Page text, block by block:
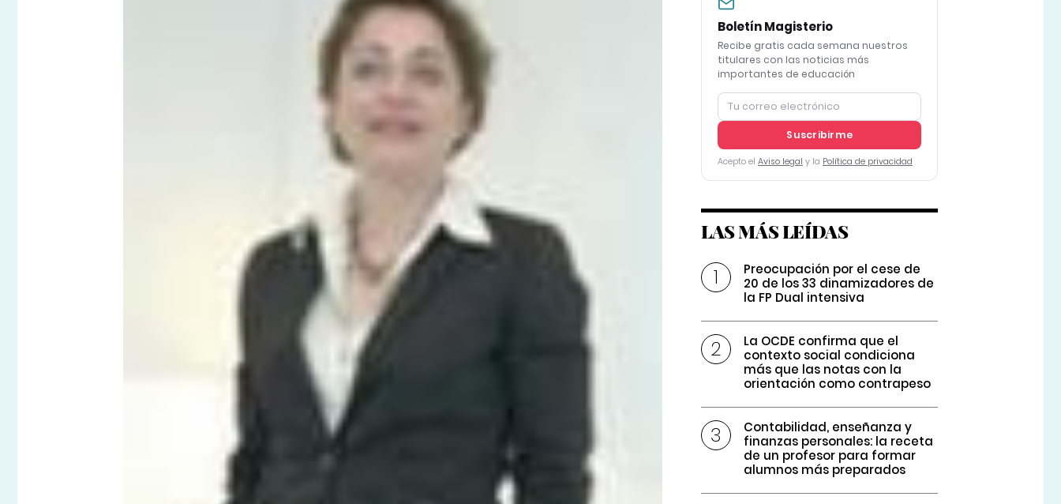
Boletín Magisterio
Recibe gratis cada semana nuestros
titulares con las noticias más
importantes de educación
Suscribirme
Acepto el Aviso legal y la Política de privacidad
LAS MÁS LEÍDAS
Preocupación por el cese de
20 de los 33 dinamizadores de
la FP Dual intensiva
La OCDE confirma que el
contexto social condiciona
más que las notas con la
orientación como contrapeso
Contabilidad, enseñanza y
finanzas personales: la receta
de un profesor para formar
alumnos más preparados